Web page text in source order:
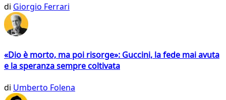
di Giorgio Ferrari
«Dio è morto, ma poi risorge»: Guccini, la fede mai avuta
e la speranza sempre coltivata
di Umberto Folena